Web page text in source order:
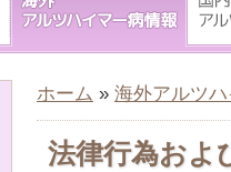
ホーム » 海外アルツ
法律行為およ